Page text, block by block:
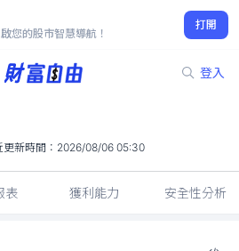
您的股市智慧導航！
打開
登入
-0.92%
更新時間： 2026/08/06 05:30
表 獲利能力 安全性分析